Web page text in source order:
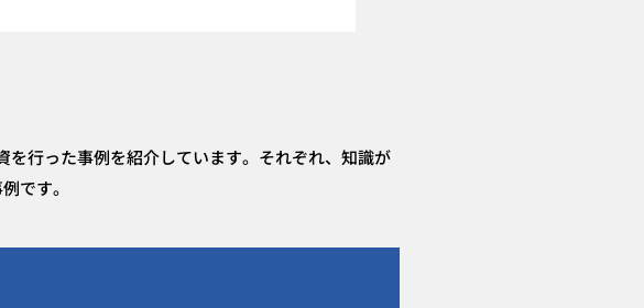
行った事例を紹介しています。それぞれ、知識が
です。